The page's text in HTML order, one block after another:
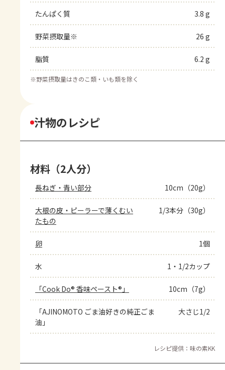
たんぱく質 3.8 g
野菜摂取量※ 26 g
脂質 6.2 g
※野菜摂取量はきのこ類・いも類を除く
汁物のレシピ
材料（2人分）
長ねぎ・青い部分 10cm（20g）
大根の皮・ピーラーで薄くむい
たもの
1/3本分（30g）
卵 1個
水 1・1/2カップ
「Cook Do® 香味ペースト®」 10cm（7g）
「AJINOMOTO ごま油好きの純正ごま
油」
大さじ1/2
レシピ提供：味の素KK